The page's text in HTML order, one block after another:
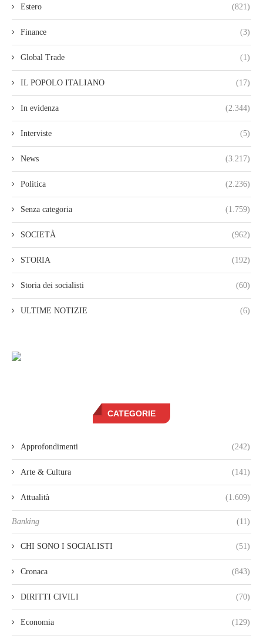
Estero (821)
Finance (3)
Global Trade (1)
IL POPOLO ITALIANO (17)
In evidenza (2.344)
Interviste (5)
News (3.217)
Politica (2.236)
Senza categoria (1.759)
SOCIETÀ (962)
STORIA (192)
Storia dei socialisti (60)
ULTIME NOTIZIE (6)
CATEGORIE
Approfondimenti (242)
Arte & Cultura (141)
Attualità (1.609)
Banking (11)
CHI SONO I SOCIALISTI (51)
Cronaca (843)
DIRITTI CIVILI (70)
Economia (129)